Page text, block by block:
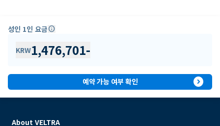
성인 1인 요금info
KRW1,476,701-
예약 가능 여부 확인 expand_circle_right
About VELTRA